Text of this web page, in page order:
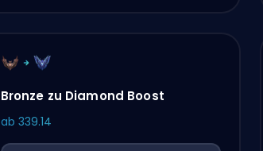
Bronze zu Diamond Boost
ab 339.14